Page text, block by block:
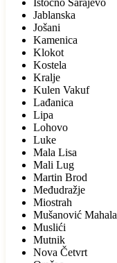
Jablanska
Jošani
Kamenica
Klokot
Kostela
Kralje
Kulen Vakuf
Lađanica
Lipa
Lohovo
Luke
Mala Lisa
Mali Lug
Martin Brod
Međudražje
Miostrah
Mušanović Mahala
Muslići
Mutnik
Nova Četvrt